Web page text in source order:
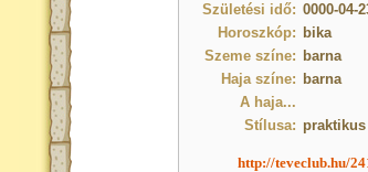
Születési idő: 0000-04-
Horoszkóp: bika
Szeme színe: barna
Haja színe: barna
A haja...
Stílusa: praktikus
http://teveclub.hu/